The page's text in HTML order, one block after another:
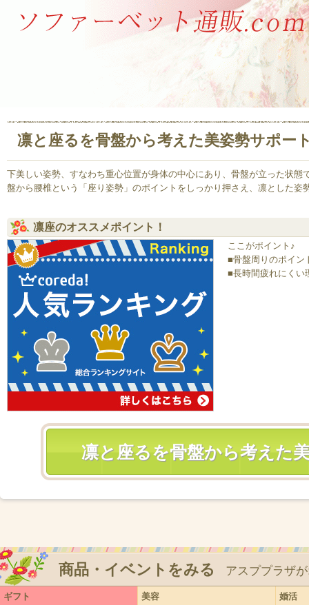
凛と座るを骨盤から考えた美姿勢サポー
下美しい姿勢、すなわち重心位置が身体の中心にあり、骨盤が立った状
盤から腰椎という「座り姿勢」のポイントをしっかり押さえ、凛とした姿
凛座のオススメポイント！
ここがポイント♪
■骨盤周りのポイン
■長時間疲れにくい
凛と座るを骨盤から考えた
商品・イベントをみる アスププラザ
ギフト 美容 婚活